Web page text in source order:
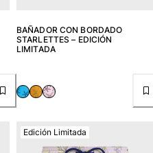
BAÑADOR CON BORDADO
STARLETTES – EDICIÓN
LIMITADA
Edición Limitada